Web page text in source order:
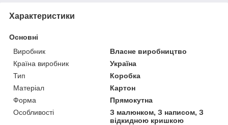
Характеристики
Основні
Виробник
Власне виробництво
Країна виробник
Україна
Тип
Коробка
Матеріал
Картон
Форма
Прямокутна
Особливості
З малюнком, З написом, З
відкидною кришкою